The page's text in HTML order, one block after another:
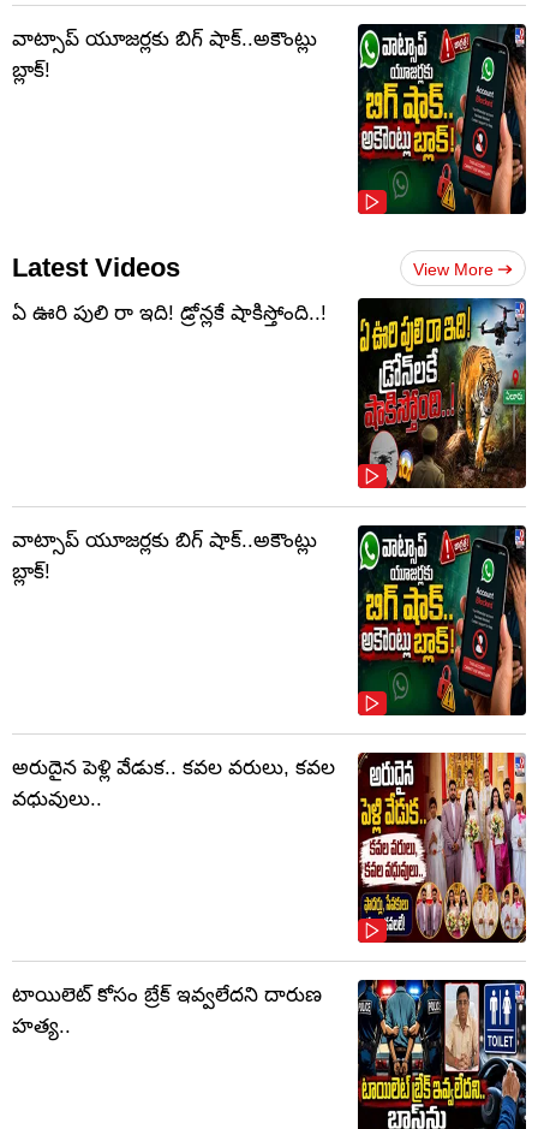
వాట్సాప్‌ యూజర్లకు బిగ్ షాక్..అకౌంట్లు
బ్లాక్!
Latest Videos View More
ఏ ఊరి పులి రా ఇది! డ్రోన్లకే షాకిస్తోంది..!
వాట్సాప్‌ యూజర్లకు బిగ్ షాక్..అకౌంట్లు
బ్లాక్!
అరుదైన పెళ్లి వేడుక.. కవల వరులు, కవల
వధువులు..
టాయిలెట్‌ కోసం బ్రేక్‌ ఇవ్వలేదని దారుణ
హత్య..